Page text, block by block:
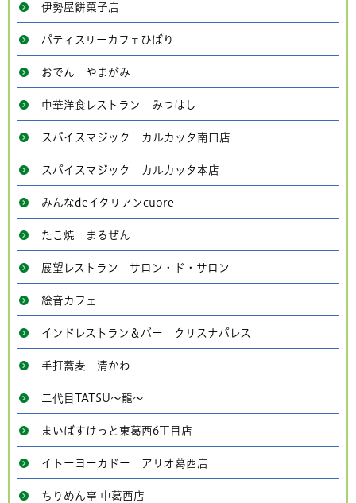
伊勢屋餅菓子店
パティスリーカフェひばり
おでん やまがみ
中華洋食レストラン みつはし
スパイスマジック カルカッタ南口店
スパイスマジック カルカッタ本店
みんなdeイタリアンcuore
たこ焼 まるぜん
展望レストラン サロン・ド・サロン
絵音カフェ
インドレストラン＆バー クリスナパレス
手打蕎麦 清かわ
二代目TATSU～龍～
まいばすけっと東葛西6丁目店
イトーヨーカドー アリオ葛西店
ちりめん亭 中葛西店